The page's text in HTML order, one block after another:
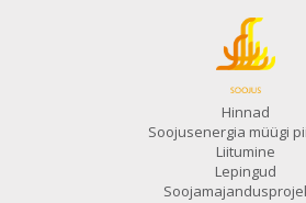
Hinnad
Soojusenergia müügi
Liitumine
Lepingud